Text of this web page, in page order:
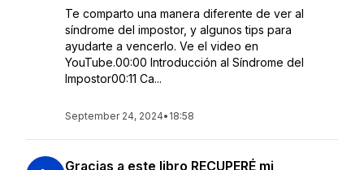
Te comparto una manera diferente de ver al
síndrome del impostor, y algunos tips para
ayudarte a vencerlo. Ve el video en
YouTube.00:00 Introducción al Síndrome del
Impostor00:11 Ca...
September 24, 2024• 18:58
Gracias a este libro RECUPERÉ mi